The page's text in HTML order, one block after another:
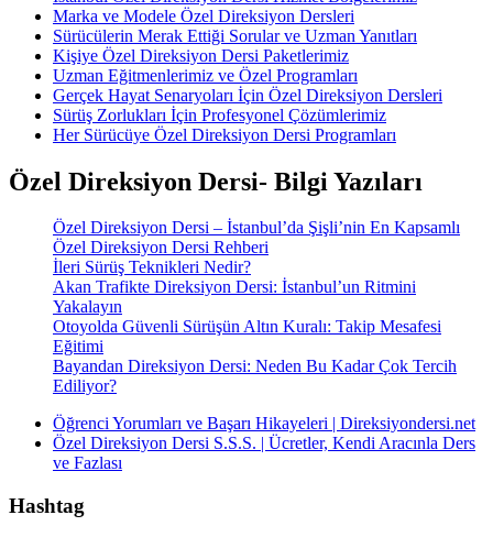
Marka ve Modele Özel Direksiyon Dersleri
Sürücülerin Merak Ettiği Sorular ve Uzman Yanıtları
Kişiye Özel Direksiyon Dersi Paketlerimiz
Uzman Eğitmenlerimiz ve Özel Programları
Gerçek Hayat Senaryoları İçin Özel Direksiyon Dersleri
Sürüş Zorlukları İçin Profesyonel Çözümlerimiz
Her Sürücüye Özel Direksiyon Dersi Programları
Özel Direksiyon Dersi- Bilgi Yazıları
Özel Direksiyon Dersi – İstanbul’da Şişli’nin En Kapsamlı
Özel Direksiyon Dersi Rehberi
İleri Sürüş Teknikleri Nedir?
Akan Trafikte Direksiyon Dersi: İstanbul’un Ritmini
Yakalayın
Otoyolda Güvenli Sürüşün Altın Kuralı: Takip Mesafesi
Eğitimi
Bayandan Direksiyon Dersi: Neden Bu Kadar Çok Tercih
Ediliyor?
Öğrenci Yorumları ve Başarı Hikayeleri | Direksiyondersi.net
Özel Direksiyon Dersi S.S.S. | Ücretler, Kendi Aracınla Ders
ve Fazlası
Hashtag